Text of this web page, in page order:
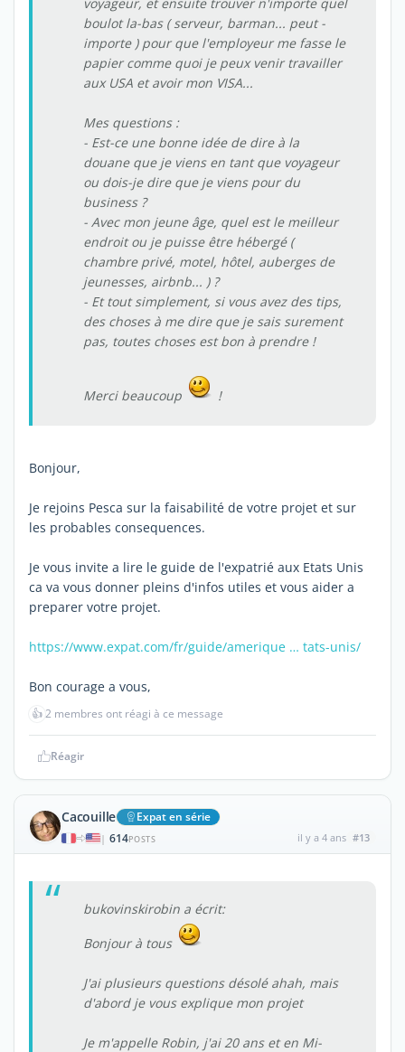
boulot la-bas ( serveur, barman... peut -
importe ) pour que l'employeur me fasse le
papier comme quoi je peux venir travailler
aux USA et avoir mon VISA...
Mes questions :
- Est-ce une bonne idée de dire à la
douane que je viens en tant que voyageur
ou dois-je dire que je viens pour du
business ?
- Avec mon jeune âge, quel est le meilleur
endroit ou je puisse être hébergé (
chambre privé, motel, hôtel, auberges de
jeunesses, airbnb... ) ?
- Et tout simplement, si vous avez des tips,
des choses à me dire que je sais surement
pas, toutes choses est bon à prendre !
Merci beaucoup !
Bonjour,
Je rejoins Pesca sur la faisabilité de votre projet et sur
les probables consequences.
Je vous invite a lire le guide de l'expatrié aux Etats Unis
ca va vous donner pleins d'infos utiles et vous aider a
preparer votre projet.
https://www.expat.com/fr/guide/amerique … tats-unis/
Bon courage a vous,
👍2 membres ont réagi à ce message
Réagir
Cacouille Expat en série
| 614POSTS il y a 4 ans #13
bukovinskirobin a écrit:
Bonjour à tous
J'ai plusieurs questions désolé ahah, mais
d'abord je vous explique mon projet
Je m'appelle Robin, j'ai 20 ans et en Mi-